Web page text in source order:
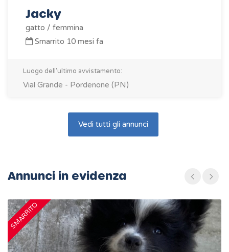
Jacky
gatto / femmina
Smarrito 10 mesi fa
Luogo dell'ultimo avvistamento:
Vial Grande - Pordenone (PN)
Vedi tutti gli annunci
Annunci in evidenza
SMARRITO